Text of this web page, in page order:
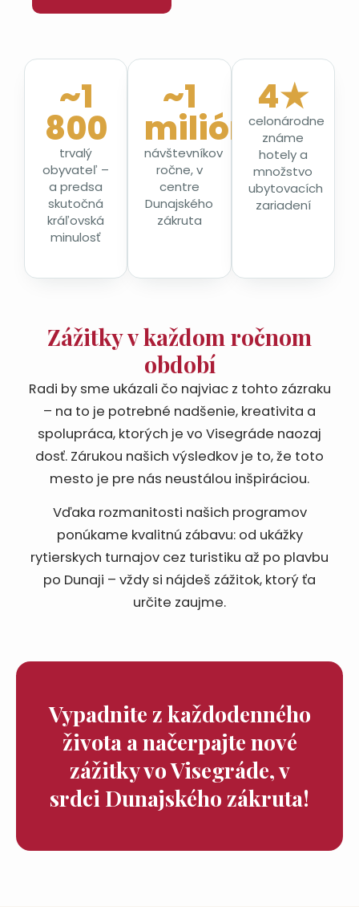
~1
800
trvalý
obyvateľ –
a predsa
skutočná
kráľovská
minulosť
~1
milión
návštevníkov
ročne, v
centre
Dunajského
zákruta
4★
celonárodne
známe
hotely a
množstvo
ubytovacích
zariadení
Zážitky v každom ročnom
období
Radi by sme ukázali čo najviac z tohto zázraku
– na to je potrebné nadšenie, kreativita a
spolupráca, ktorých je vo Visegráde naozaj
dosť. Zárukou našich výsledkov je to, že toto
mesto je pre nás neustálou inšpiráciou.
Vďaka rozmanitosti našich programov
ponúkame kvalitnú zábavu: od ukážky
rytierskych turnajov cez turistiku až po plavbu
po Dunaji – vždy si nájdeš zážitok, ktorý ťa
určite zaujme.
Vypadnite z každodenného
života a načerpajte nové
zážitky vo Visegráde, v
srdci Dunajského zákruta!